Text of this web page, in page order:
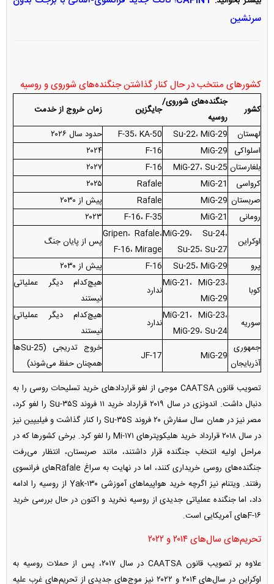
سرنشین
کشور‌های منتخب در حال کنار گذاشتن جنگنده‌های شوروی و روسیه
کشور
جنگنده‌های شوروی/
روسیه
جایگزین
زمان خروج از خدمت
لهستان
Su-22، MiG-29 F-35، KA-50
حدود سال ۲۰۲۶
اسلواکی MiG-29
F-16
۲۰۲۴
بلغارستان MiG-27، Su-25 F-16
۲۰۲۷
کرواسی
MiG-21
Rafale
۲۰۲۵
صربستان MiG-29
Rafale
پیش از ۲۰۳۰
رومانی
MiG-21 F-16، F-35
۲۰۲۳
اوکراین
MiG-29، Su-24،
Su-25، Su-27
Gripen، Rafale،
F-16، Mirage
پس از پایان جنگ
پرو
Su-25، MiG-29 F-16
پیش از ۲۰۳۰
کوبا
MiG-21، MiG-23،
MiG-29
ندارد
هیچ‌کدام دیگر عملیاتی
نیستند
سوریه
MiG-21، MiG-23،
MiG-29، Su-24
ندارد
هیچ‌کدام دیگر عملیاتی
نیستند
جمهوری
آذربایجان
MiG-29
JF-17
خروج تدریجی (Su-25ها
همچنان حفظ می‌شوند)
تصویب قانون CAATSA موجی از لغو قرارداد‌های خرید تسلیحات روسی را به
دنبال داشت. اندونزی در سال ۲۰۱۹ قرارداد خرید ۱۱ فروند Su-۳۵S را لغو کرد،
مصر نیز در همان سال سفارش ۲۰ فروند Su-۳۵S را کنار گذاشت و فیلیپین نیز
در سال ۲۰۱۸ قرارداد خرید هلیکوپتر‌های Mi-۱۷۱ را لغو کرد. برخی کشور‌ها که در
مراحل اولیه انتخاب جنگنده قرار داشتند، مانند صربستان، انتظار می‌رفت
جنگنده‌های روسی خریداری کنند، اما در نهایت به سراغ Rafale‌های فرانسوی
رفتند. ویتنام نیز اگرچه خرید هواپیما‌های آموزشی Yak-۱۳۰ از روسیه را ادامه
داد، اما جنگنده عملیاتی جدیدی از روسیه نخرید و اکنون در حال بررسی خرید
F-۱۶‌های آمریکایی است.
تحریم‌های سال‌های ۲۰۱۴ و ۲۰۲۲
علاوه بر تصویب قانون CAATSA در سال ۲۰۱۷، پس از حملات روسیه به
اوکراین در سال‌های ۲۰۱۴ و ۲۰۲۲ نیز موج‌های جدیدی از تحریم‌های غرب علیه